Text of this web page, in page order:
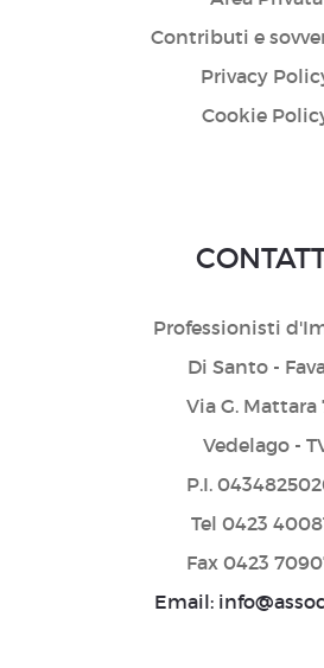
Contributi e
Privacy
Cookie
Professionisti
Di Santo -
Via G. Mattara
Vedelago -
P.I.
Tel 0423
Fax 0423
Email: